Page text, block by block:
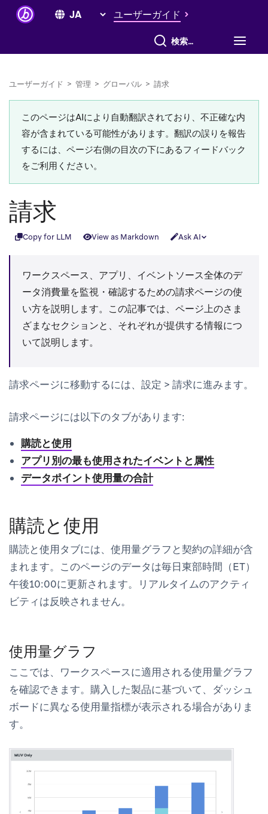
ユーザーガイド
すべて検索
ユーザーガイド > 管理 > グローバル > 請求
このページはAIにより自動翻訳されており、不正確な内
容が含まれている可能性があります。翻訳の誤りを報告
するには、ページ右側の目次の下にあるフィードバック
をご利用ください。
請求
Copy for LLM View as Markdown Ask AI
ワークスペース、アプリ、イベントソース全体のデ
ータ消費量を監視・確認するための請求ページの使
い方を説明します。この記事では、ページ上のさま
ざまなセクションと、それぞれが提供する情報につ
いて説明します。
請求ページに移動するには、 設定 > 請求に進みます。
請求ページには以下のタブがあります:
購読と使用
アプリ別の最も使用されたイベントと属性
データポイント使用量の合計
購読と使用
購読と使用タブには、使用量グラフと契約の詳細が含
まれます。このページのデータは毎日東部時間（ET）
午後10:00に更新されます。リアルタイムのアクティ
ビティは反映されません。
使用量グラフ
ここでは、ワークスペースに適用される使用量グラフ
を確認できます。購入した製品に基づいて、ダッシュ
ボードに異なる使用量指標が表示される場合がありま
す。